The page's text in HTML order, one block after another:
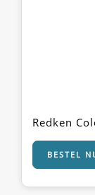
Redken
BESTEL